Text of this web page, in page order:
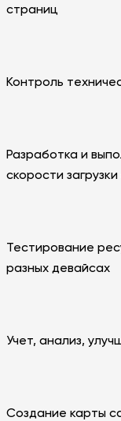
страниц
Контроль
Разработка и
скорости
Тестирование
разных девайсах
Учет, анализ,
Создание карты